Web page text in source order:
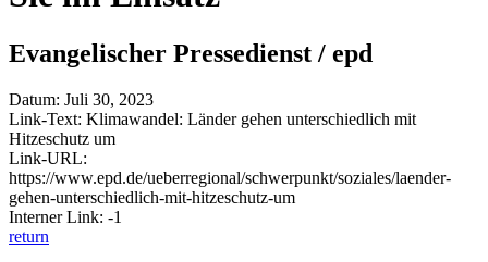
Evangelischer Pressedienst / epd
Datum: Juli 30, 2023
Link-Text: Klimawandel: Länder gehen unterschiedlich mit
Hitzeschutz um
Link-URL:
https://www.epd.de/ueberregional/schwerpunkt/soziales/laender-
gehen-unterschiedlich-mit-hitzeschutz-um
Interner Link: -1
return